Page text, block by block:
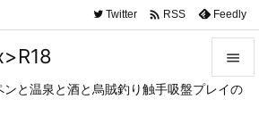
と温泉と酒と烏賊釣り触手吸盤プレイの


Twitter  RSS Feedly